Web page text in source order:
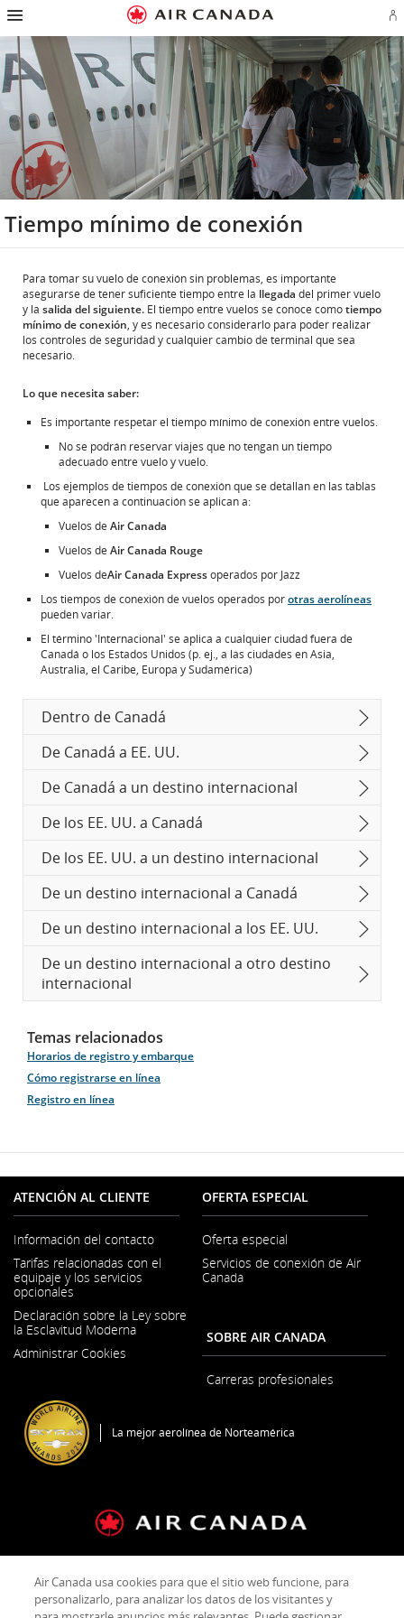
página
de
inicio
Omitir
pasar
la
pantalla
de
navegación
principal
Omitir
pasar
al
contenido
campo
de
búsqueda
Omitir
pasar
los
vínculos
del
de
página
Omitir
pasar
al
mapa
del
sitio
Omitir
pasar
Contáctenos
o
de
Tiempo mínimo de conexión
Para tomar su vuelo de conexión sin problemas, es importante
asegurarse de tener suficiente tiempo entre la llegada del primer vuelo
y la salida del siguiente. El tiempo entre vuelos se conoce comotiempo
mínimo de conexión, y es necesario considerarlo para poder realizar
los controles de seguridad y cualquier cambio de terminal que sea
necesario.
Lo que necesita saber:
Es importante respetar el tiempo mínimo de conexión entre vuelos.
No se podrán reservar viajes que no tengan un tiempo
adecuado entre vuelo y vuelo.
Los ejemplos de tiempos de conexión que se detallan en las tablas
que aparecen a continuación se aplican a:
Vuelos de Air Canada
Vuelos de Air Canada Rouge
Vuelos deAir Canada Expressoperados por Jazz
Los tiempos de conexión de vuelos operados porotras aerolíneas
pueden variar.
El término 'Internacional' se aplica a cualquier ciudad fuera de
Canadá o los Estados Unidos (p. ej., a las ciudades en Asia,
Australia, el Caribe, Europa y Sudamérica)
Dentro de Canadá
De Canadá a EE. UU.
De Canadá a un destino internacional
De los EE. UU. a Canadá
De los EE. UU. a un destino internacional
De un destino internacional a Canadá
De un destino internacional a los EE. UU.
De un destino internacional a otro destino
internacional
Temas relacionados
Horarios de registro y embarque
Cómo registrarse en línea
Registro en línea
ATENCIÓN AL CLIENTE
Información del contacto
abre
ventana
nueva
Tarifas relacionadas con el
equipaje y los servicios
opcionales
Declaración sobre la Ley sobre
la Esclavitud Moderna
Administrar Cookies
OFERTA ESPECIAL
Oferta especial
Servicios de conexión de Air
Canada
SOBRE AIR CANADA
Carreras profesionales
La mejor aerolínea de Norteamérica
Política de privacidad
Política sobre cookies
Air Canada usa cookies para que el sitio web funcione, para
personalizarlo, para analizar los datos de los visitantes y